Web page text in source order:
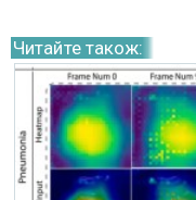
Читайте також: